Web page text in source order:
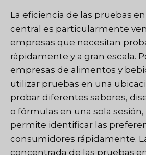
La eficiencia de las pruebas
central es particularmente
empresas que necesitan
rápidamente y a gran escala.
empresas de alimentos y
utilizar pruebas en una
probar diferentes sabores,
o fórmulas en una sola
permite identificar las
consumidores rápidamente.
concentrada de las pruebas